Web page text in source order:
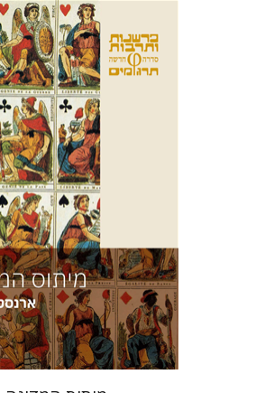
ארנסט קסירר
חילי (יחיאל) אטיה
הנחת אתר ספר מודפס
$42
$38